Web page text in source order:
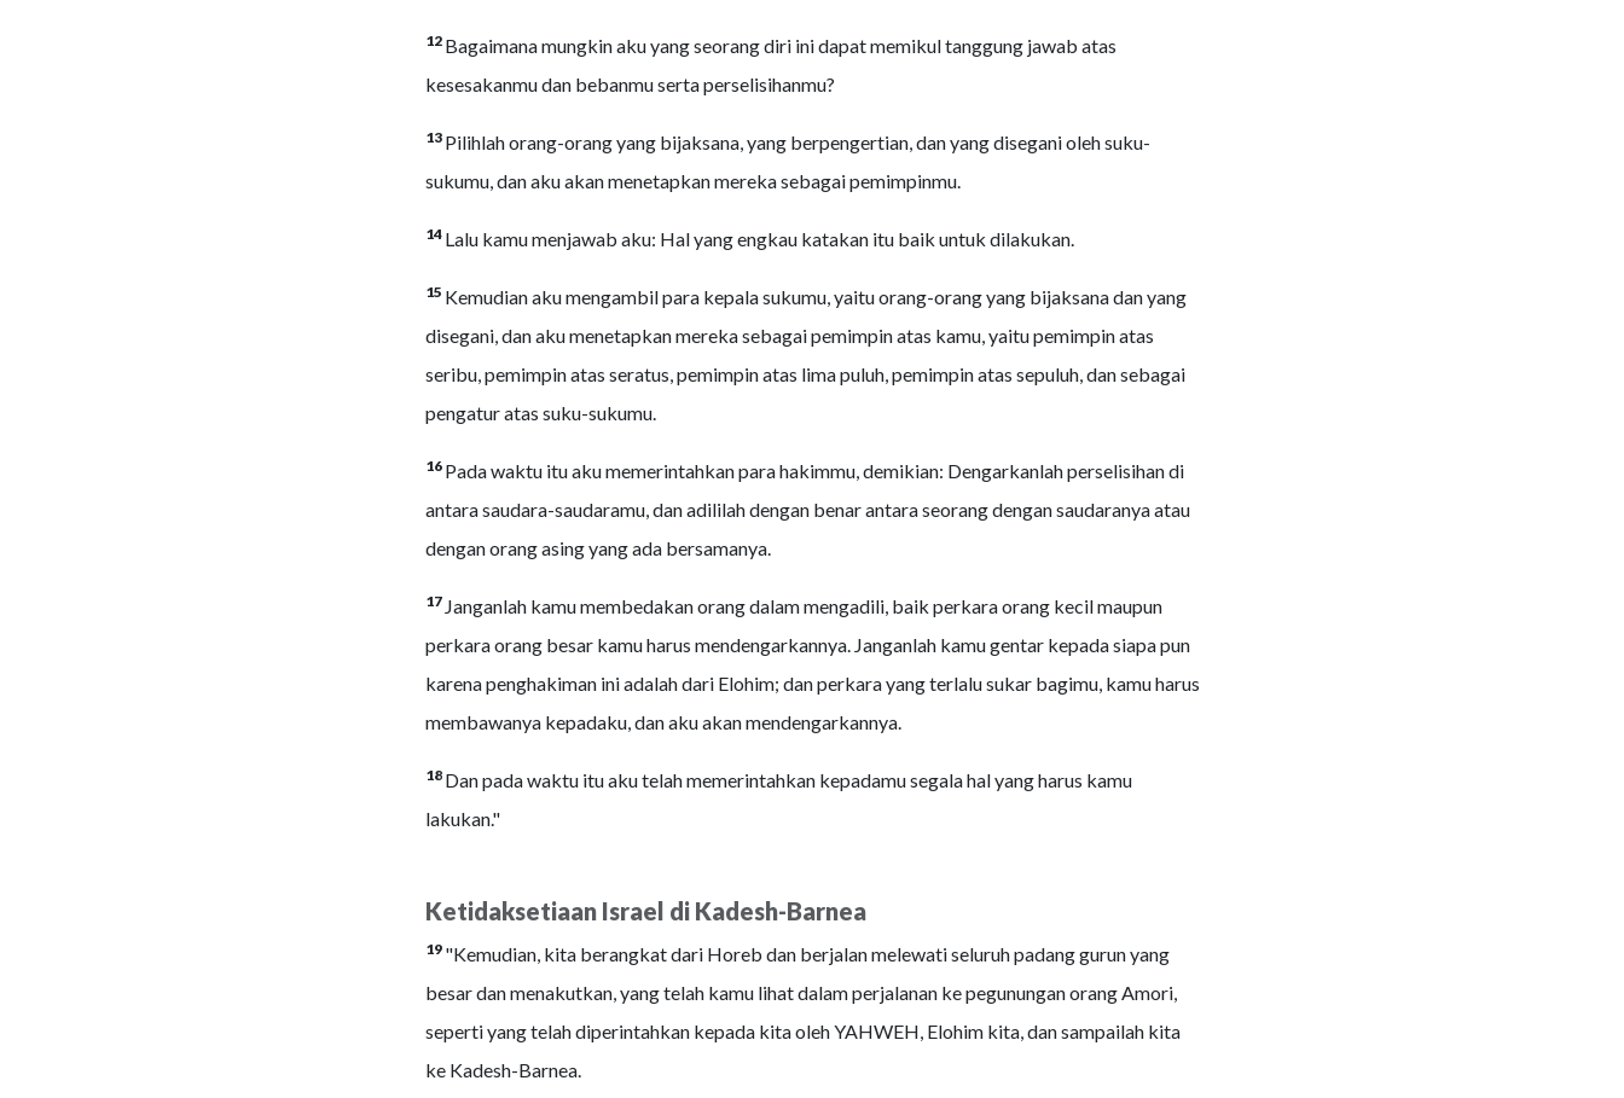
12 Bagaimana mungkin aku yang seorang diri ini dapat memikul tanggung jawab atas
kesesakanmu dan bebanmu serta perselisihanmu?
13 Pilihlah orang-orang yang bijaksana, yang berpengertian, dan yang disegani oleh suku-
sukumu, dan aku akan menetapkan mereka sebagai pemimpinmu.
14 Lalu kamu menjawab aku: Hal yang engkau katakan itu baik untuk dilakukan.
15 Kemudian aku mengambil para kepala sukumu, yaitu orang-orang yang bijaksana dan yang
disegani, dan aku menetapkan mereka sebagai pemimpin atas kamu, yaitu pemimpin atas
seribu, pemimpin atas seratus, pemimpin atas lima puluh, pemimpin atas sepuluh, dan sebagai
pengatur atas suku-sukumu.
16 Pada waktu itu aku memerintahkan para hakimmu, demikian: Dengarkanlah perselisihan di
antara saudara-saudaramu, dan adililah dengan benar antara seorang dengan saudaranya atau
dengan orang asing yang ada bersamanya.
17 Janganlah kamu membedakan orang dalam mengadili, baik perkara orang kecil maupun
perkara orang besar kamu harus mendengarkannya. Janganlah kamu gentar kepada siapa pun
karena penghakiman ini adalah dari Elohim; dan perkara yang terlalu sukar bagimu, kamu harus
membawanya kepadaku, dan aku akan mendengarkannya.
18 Dan pada waktu itu aku telah memerintahkan kepadamu segala hal yang harus kamu
lakukan."
Ketidaksetiaan Israel di Kadesh-Barnea
19 "Kemudian, kita berangkat dari Horeb dan berjalan melewati seluruh padang gurun yang
besar dan menakutkan, yang telah kamu lihat dalam perjalanan ke pegunungan orang Amori,
seperti yang telah diperintahkan kepada kita oleh YAHWEH, Elohim kita, dan sampailah kita
ke Kadesh-Barnea.